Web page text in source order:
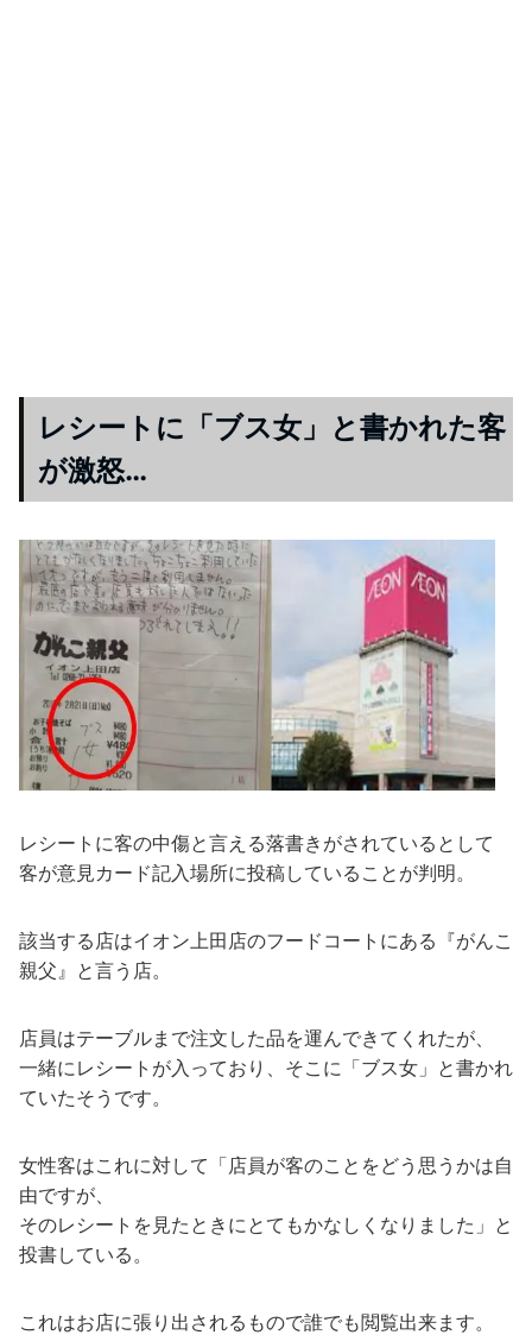
レシートに「ブス女」と書かれた客
が激怒…
レシートに客の中傷と言える落書きがされているとして
客が意見カード記入場所に投稿していることが判明。
該当する店はイオン上田店のフードコートにある『がんこ
親父』と言う店。
店員はテーブルまで注文した品を運んできてくれたが、
一緒にレシートが入っており、そこに「ブス女」と書かれ
ていたそうです。
女性客はこれに対して「店員が客のことをどう思うかは自
由ですが、
そのレシートを見たときにとてもかなしくなりました」と
投書している。
これはお店に張り出されるもので誰でも閲覧出来ます。